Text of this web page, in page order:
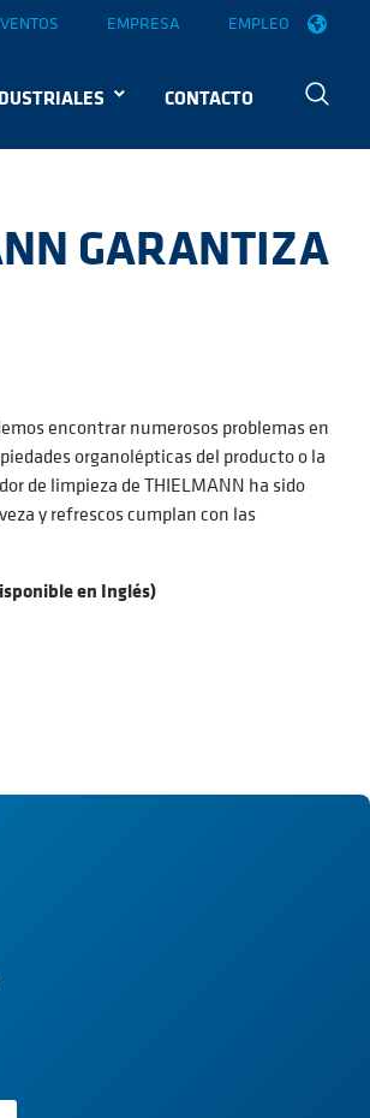
EMPRESA EMPLEO
CONTACTO
GARANTIZA
encontrar numerosos problemas en
organolépticas del producto o la
de limpieza de THIELMANN ha sido
y refrescos cumplan con las
en Inglés)